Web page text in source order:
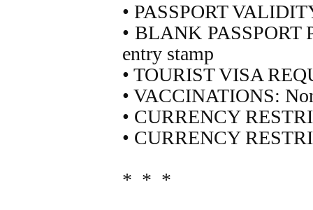
• PASSPORT
• BLANK PASSPORT
entry stamp
• TOURIST VISA
• VACCINATIONS:
• CURRENCY
• CURRENCY
* * *